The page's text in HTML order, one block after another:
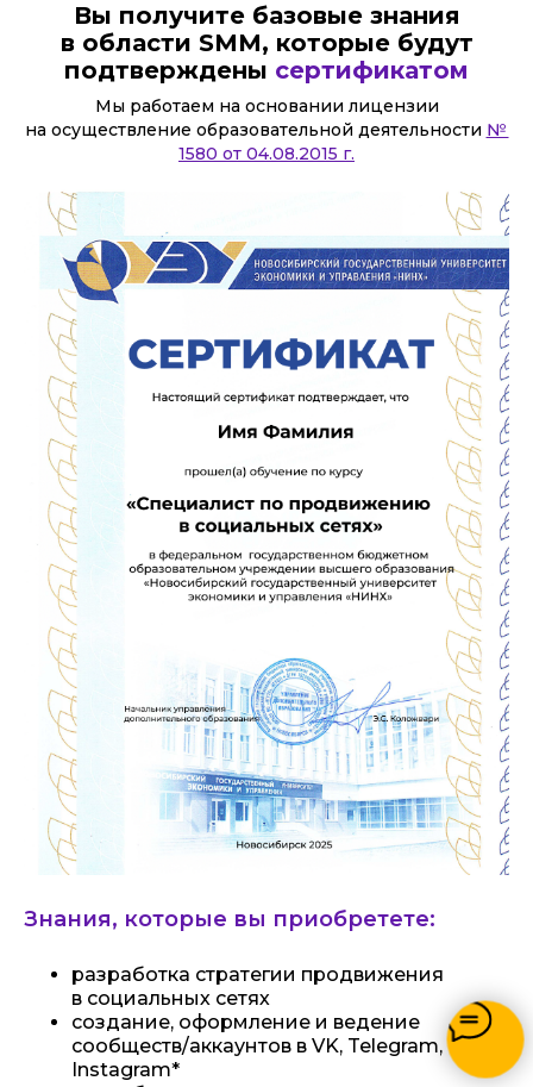
Вы получите базовые знания
в области SMM, которые будут
подтверждены сертификатом
Мы работаем на основании лицензии
на осуществление образовательной деятельности №
1580 от 04.08.2015 г.
Знания, которые вы приобретете:
разработка стратегии продвижения
в социальных сетях
создание, оформление и ведение
сообществ/аккаунтов в VK, Telegram,
Instagram*
ОТВЕТЫ НА ВОПРОСЫ